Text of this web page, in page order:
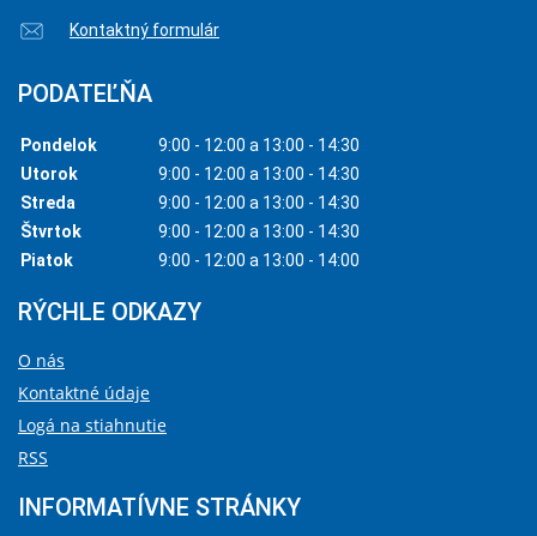
Kontaktný formulár
PODATEĽŇA
Pondelok
9:00 - 12:00 a 13:00 - 14:30
Utorok
9:00 - 12:00 a 13:00 - 14:30
Streda
9:00 - 12:00 a 13:00 - 14:30
Štvrtok
9:00 - 12:00 a 13:00 - 14:30
Piatok
9:00 - 12:00 a 13:00 - 14:00
RÝCHLE ODKAZY
O nás
Kontaktné údaje
Logá na stiahnutie
RSS
INFORMATÍVNE STRÁNKY